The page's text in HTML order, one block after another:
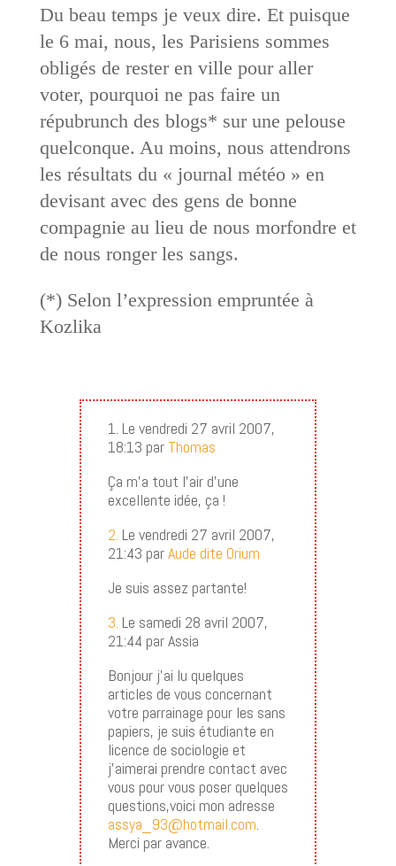
Du beau temps je veux dire. Et puisque
le 6 mai, nous, les Parisiens sommes
obligés de rester en ville pour aller
voter, pourquoi ne pas faire un
répubrunch des blogs* sur une pelouse
quelconque. Au moins, nous attendrons
les résultats du « journal météo » en
devisant avec des gens de bonne
compagnie au lieu de nous morfondre et
de nous ronger les sangs.
(*) Selon l’expression empruntée à
Kozlika
1. Le vendredi 27 avril 2007,
18:13 par Thomas
Ça m’a tout l’air d’une
excellente idée, ça !
2. Le vendredi 27 avril 2007,
21:43 parAude dite Orium
Je suis assez partante!
3. Le samedi 28 avril 2007,
21:44 par Assia
Bonjour j’ai lu quelques
articles de vous concernant
votre parrainage pour les sans
papiers, je suis étudiante en
licence de sociologie et
j’aimerai prendre contact avec
vous pour vous poser quelques
questions,voici mon adresse
assya_93@hotmail.com.
Merci par avance.